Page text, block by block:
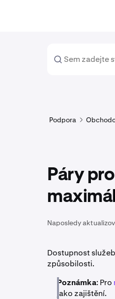
Podpora
Páry
Naposledy
Dostupnost
způsobilosti.
Poznámka: Pro
jako zajištění.